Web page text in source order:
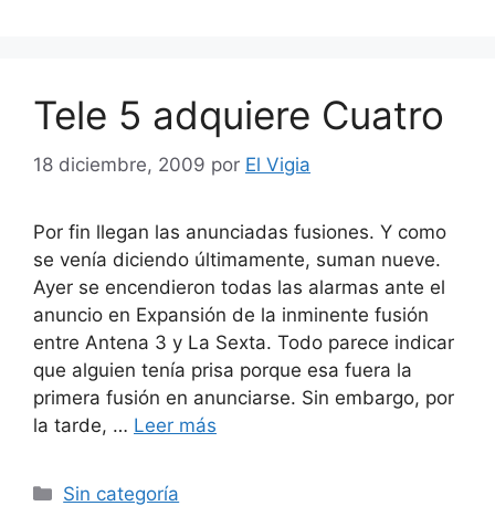
Tele 5 adquiere Cuatro
18 diciembre, 2009 por El Vigia
Por fin llegan las anunciadas fusiones. Y como
se venía diciendo últimamente, suman nueve.
Ayer se encendieron todas las alarmas ante el
anuncio en Expansión de la inminente fusión
entre Antena 3 y La Sexta. Todo parece indicar
que alguien tenía prisa porque esa fuera la
primera fusión en anunciarse. Sin embargo, por
la tarde, … Leer más
Categorías
Sin categoría